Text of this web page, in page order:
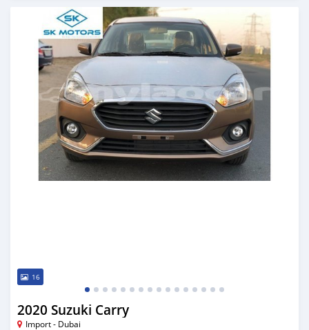
16
2020 Suzuki Carry
Import - Dubai